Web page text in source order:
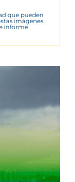
que pueden
imágenes
informe